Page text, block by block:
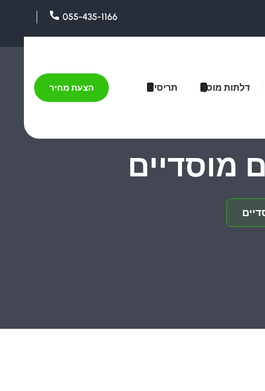
055-435-1166
דלתות מוסך תריסים הצעת מחיר
מוסדיים